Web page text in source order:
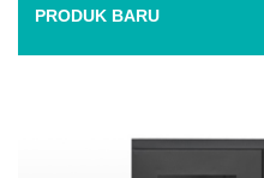
PRODUK BARU